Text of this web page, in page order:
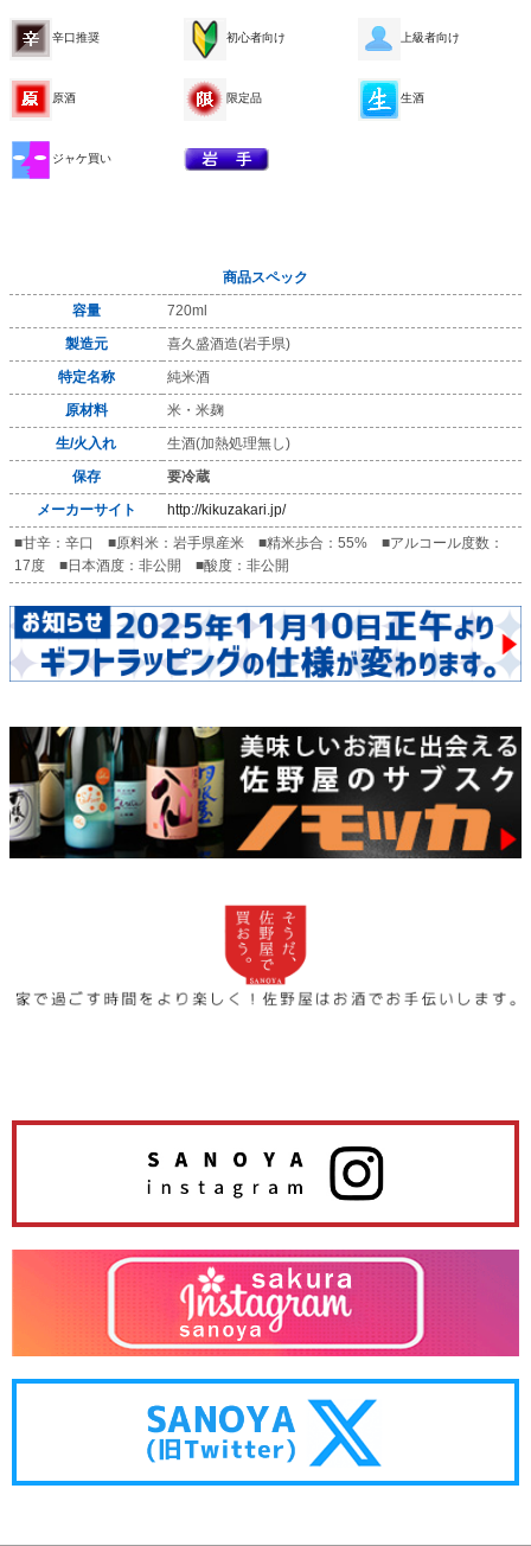
辛口推奨 初心者向け 上級者向け
原酒 限定品 生酒
ジャケ買い
商品スペック
容量
720ml
製造元
喜久盛酒造(岩手県)
特定名称
純米酒
原材料
米・米麹
生/火入れ
生酒(加熱処理無し)
保存
要冷蔵
メーカーサイト
http://kikuzakari.jp/
■甘辛：辛口 ■原料米：岩手県産米 ■精米歩合：55% ■アルコール度数：
17度 ■日本酒度：非公開 ■酸度：非公開